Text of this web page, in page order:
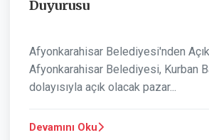
Duyurusu
Afyonkarahisar Belediyesi'nden
Afyonkarahisar Belediyesi, Kurban
dolayısıyla açık olacak pazar...
Devamını Oku